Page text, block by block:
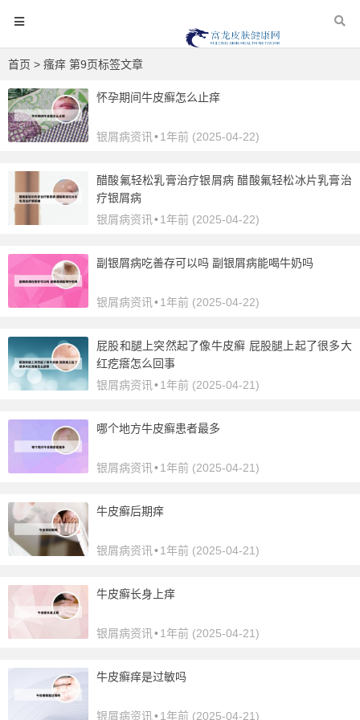
首页 > 瘙痒 第9页标签文章
怀孕期间牛皮癣怎么止痒
银屑病资讯 •1年前 (2025-04-22)
醋酸氟轻松乳膏治疗银屑病 醋酸氟轻松冰片乳膏治
疗银屑病
银屑病资讯 •1年前 (2025-04-22)
副银屑病吃善存可以吗 副银屑病能喝牛奶吗
银屑病资讯 •1年前 (2025-04-22)
屁股和腿上突然起了像牛皮癣 屁股腿上起了很多大
红疙瘩怎么回事
银屑病资讯 •1年前 (2025-04-21)
哪个地方牛皮癣患者最多
银屑病资讯 •1年前 (2025-04-21)
牛皮癣后期痒
银屑病资讯 •1年前 (2025-04-21)
牛皮癣长身上痒
银屑病资讯 •1年前 (2025-04-21)
牛皮癣痒是过敏吗
银屑病资讯 •1年前 (2025-04-21)